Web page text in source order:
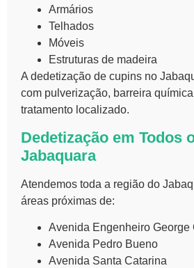
Armários
Telhados
Móveis
Estruturas de madeira
A dedetização de cupins no
com pulverização, barreira
tratamento localizado.
Dedetização em Todos
Jabaquara
Atendemos toda a região do
áreas próximas de:
Avenida Engenheiro George
Avenida Pedro Bueno
Avenida Santa Catarina